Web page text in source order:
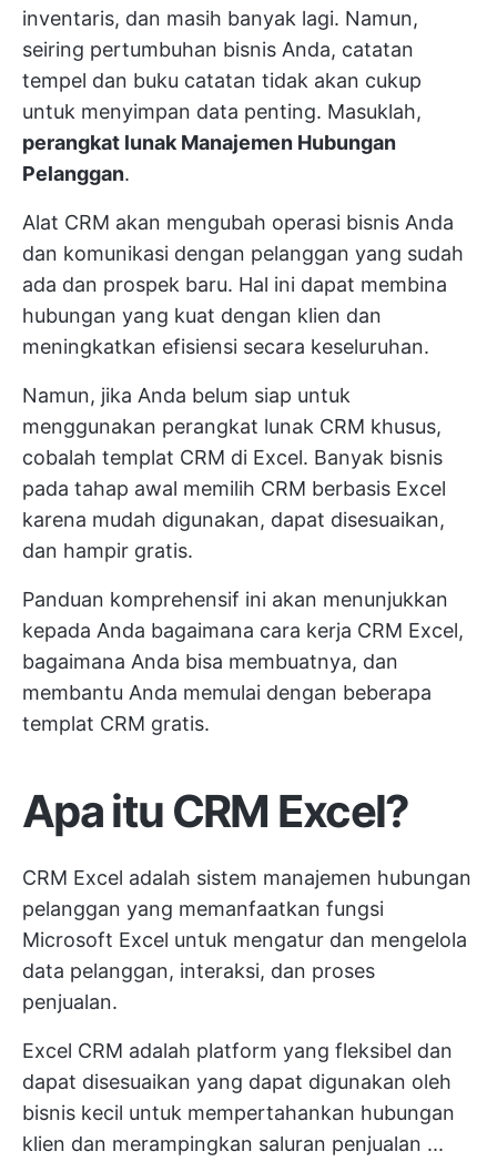
inventaris, dan masih banyak lagi. Namun,
seiring pertumbuhan bisnis Anda, catatan
tempel dan buku catatan tidak akan cukup
untuk menyimpan data penting. Masuklah,
perangkat lunak Manajemen Hubungan
Pelanggan.
Alat CRM akan mengubah operasi bisnis Anda
dan komunikasi dengan pelanggan yang sudah
ada dan prospek baru. Hal ini dapat membina
hubungan yang kuat dengan klien dan
meningkatkan efisiensi secara keseluruhan.
Namun, jika Anda belum siap untuk
menggunakan perangkat lunak CRM khusus,
cobalah templat CRM di Excel. Banyak bisnis
pada tahap awal memilih CRM berbasis Excel
karena mudah digunakan, dapat disesuaikan,
dan hampir gratis.
Panduan komprehensif ini akan menunjukkan
kepada Anda bagaimana cara kerja CRM Excel,
bagaimana Anda bisa membuatnya, dan
membantu Anda memulai dengan beberapa
templat CRM gratis.
Apa itu CRM Excel?
CRM Excel adalah sistem manajemen hubungan
pelanggan yang memanfaatkan fungsi
Microsoft Excel untuk mengatur dan mengelola
data pelanggan, interaksi, dan proses
penjualan.
Excel CRM adalah platform yang fleksibel dan
dapat disesuaikan yang dapat digunakan oleh
bisnis kecil untuk mempertahankan hubungan
klien dan merampingkan saluran penjualan ...